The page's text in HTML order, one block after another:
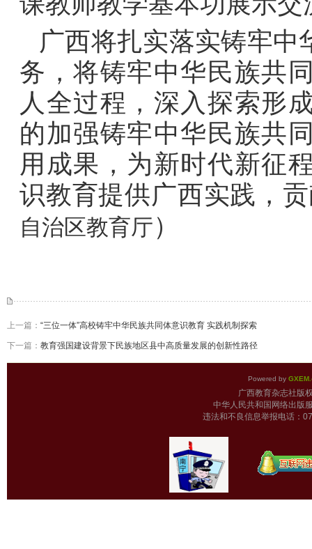
广西将扎实落实铸牢
务，将铸牢中华民族共
人全过程，深入探索形
的加强铸牢中华民族共
用成果，为新时代新征
识教育提供广西实践，
自治区教育厅）
上一篇： “三位一体”高校铸牢中华民族共同体意识教育 实践机制探索
下一篇： 教育强国建设背景下民族地区县中高质量发展的创新性路径
Powered by
广西教育杂志
中华人民共和国网络出版
违法和不良信息举报电话：